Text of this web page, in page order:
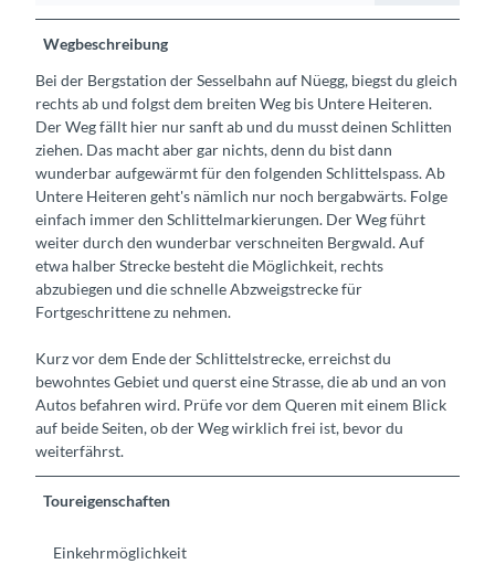
Wegbeschreibung
Bei der Bergstation der Sesselbahn auf Nüegg, biegst du gleich
rechts ab und folgst dem breiten Weg bis Untere Heiteren.
Der Weg fällt hier nur sanft ab und du musst deinen Schlitten
ziehen. Das macht aber gar nichts, denn du bist dann
wunderbar aufgewärmt für den folgenden Schlittelspass. Ab
Untere Heiteren geht's nämlich nur noch bergabwärts. Folge
einfach immer den Schlittelmarkierungen. Der Weg führt
weiter durch den wunderbar verschneiten Bergwald. Auf
etwa halber Strecke besteht die Möglichkeit, rechts
abzubiegen und die schnelle Abzweigstrecke für
Fortgeschrittene zu nehmen.
Kurz vor dem Ende der Schlittelstrecke, erreichst du
bewohntes Gebiet und querst eine Strasse, die ab und an von
Autos befahren wird. Prüfe vor dem Queren mit einem Blick
auf beide Seiten, ob der Weg wirklich frei ist, bevor du
weiterfährst.
Toureigenschaften
Einkehrmöglichkeit